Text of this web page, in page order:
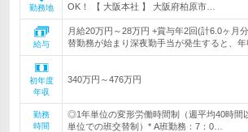
勤務地
OK！ 【 大阪本社 】 大阪府柏原市…
給与
月給20万円～28万円 +賞与年2回(計6.0ヶ月
替勤務が始まり深夜勤手当が発生すると、年
初年度
年収
340万円～476万円
勤務
時間
◎1年単位の変形労働時間制（週平均40時間
単位での班交替制）* A班勤務：7：0…